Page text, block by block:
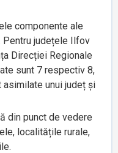
componente ale
Pentru județele Ilfov
Direcției Regionale
sunt 7 respectiv 8,
unui județ și
din punct de vedere
localitățile rurale,